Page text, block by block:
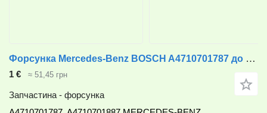
Форсунка Mercedes-Benz BOSCH A4710701787 до вантажівки Mercedes-Benz
1 € ≈ 51,45 грн
Запчастина - форсунка